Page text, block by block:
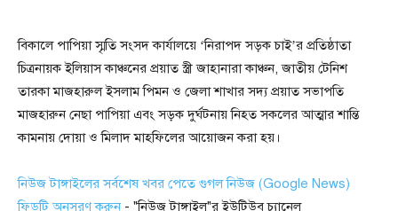
বিকালে পাপিয়া স্মৃতি সংসদ কার্যালয়ে ‘নিরাপদ সড়ক চাই’র প্রতিষ্ঠাতা
চিত্রনায়ক ইলিয়াস কাঞ্চনের প্রয়াত স্ত্রী জাহানারা কাঞ্চন, জাতীয় টেনিশ
তারকা মাজহারুল ইসলাম পিমন ও জেলা শাখার সদ্য প্রয়াত সভাপতি
মাজহারুন নেছা পাপিয়া এবং সড়ক দুর্ঘটনায় নিহত সকলের আত্মার শান্তি
কামনায় দোয়া ও মিলাদ মাহফিলের আয়োজন করা হয়।
নিউজ টাঙ্গাইলের সর্বশেষ খবর পেতে গুগল নিউজ (Google News)
ফিডটি অনুসরণ করুন - "নিউজ টাঙ্গাইল"র ইউটিউব চ্যানেল